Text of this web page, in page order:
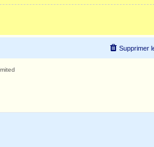
Supprimer